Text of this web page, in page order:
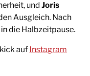
und Joris
Ausgleich. Nach
die Halbzeitpause.
auf Instagram